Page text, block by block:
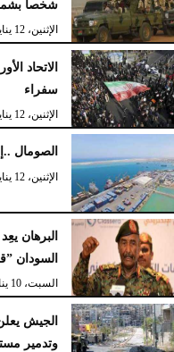
شخصا
الإثنين، 12 يناير 2026
سفراء
الإثنين، 12 يناير 2026
الصومال
الإثنين، 12 يناير 2026
البرهان
السودان
السبت، 10 يناير 2026
الجيش
وتدمير